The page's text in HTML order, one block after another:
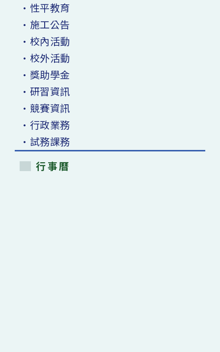
•性平教育
•施工公告
•校內活動
•校外活動
•獎助學金
•研習資訊
•競賽資訊
•行政業務
•試務課務
行事曆